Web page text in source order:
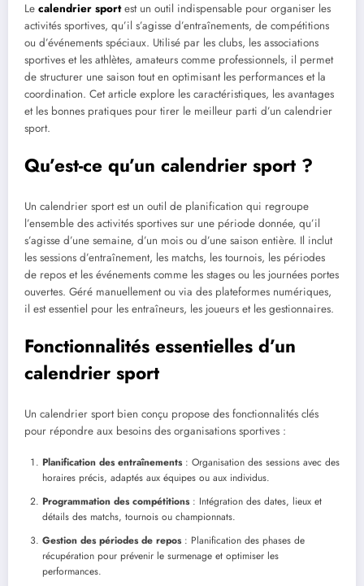
Le calendrier sportest un outil indispensable pour organiser les
activités sportives, qu’il s’agisse d’entraînements, de compétitions
ou d’événements spéciaux. Utilisé par les clubs, les associations
sportives et les athlètes, amateurs comme professionnels, il permet
de structurer une saison tout en optimisant les performances et la
coordination. Cet article explore les caractéristiques, les avantages
et les bonnes pratiques pour tirer le meilleur parti d’un calendrier
sport.
Qu’est-ce qu’un calendrier sport ?
Un calendrier sport est un outil de planification qui regroupe
l’ensemble des activités sportives sur une période donnée, qu’il
s’agisse d’une semaine, d’un mois ou d’une saison entière. Il inclut
les sessions d’entraînement, les matchs, les tournois, les périodes
de repos et les événements comme les stages ou les journées portes
ouvertes. Géré manuellement ou via des plateformes numériques,
il est essentiel pour les entraîneurs, les joueurs et les gestionnaires.
Fonctionnalités essentielles d’un
calendrier sport
Un calendrier sport bien conçu propose des fonctionnalités clés
pour répondre aux besoins des organisations sportives :
Planification des entraînements: Organisation des sessions avec des
horaires précis, adaptés aux équipes ou aux individus.
Programmation des compétitions: Intégration des dates, lieux et
détails des matchs, tournois ou championnats.
Gestion des périodes de repos: Planification des phases de
récupération pour prévenir le surmenage et optimiser les
performances.